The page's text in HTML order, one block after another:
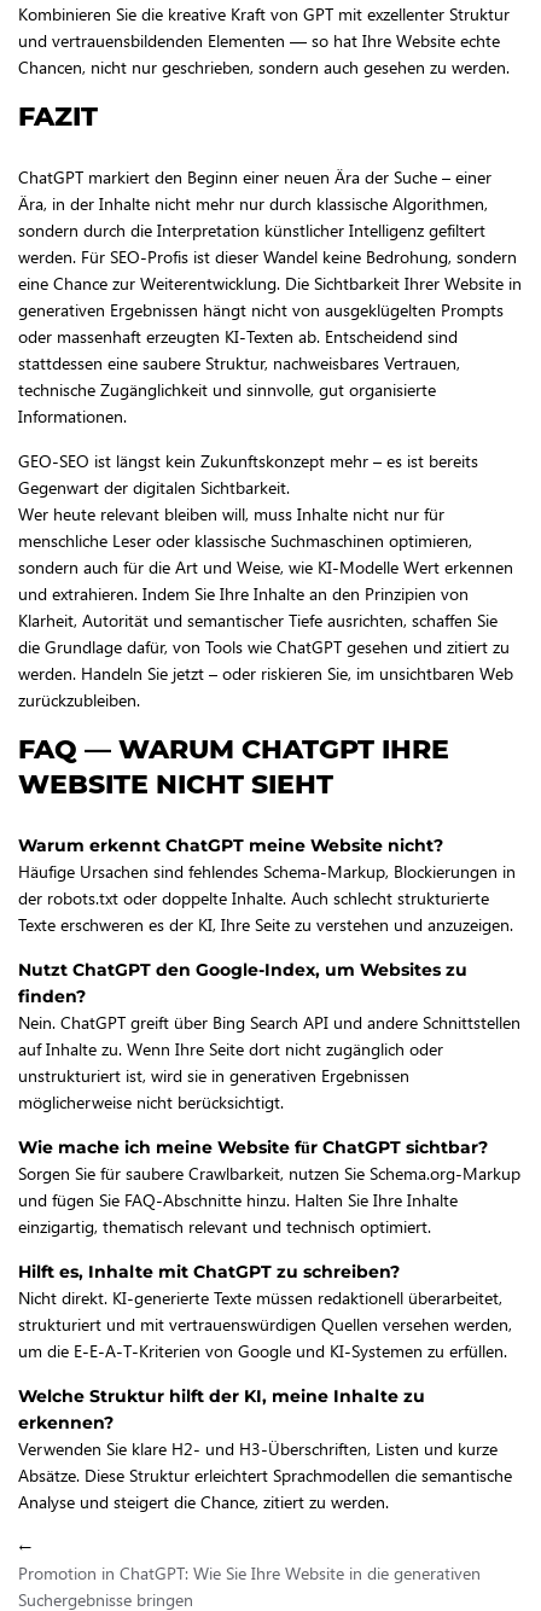
Kombinieren Sie die kreative Kraft von GPT mit exzellenter Struktur
und vertrauensbildenden Elementen — so hat Ihre Website echte
Chancen, nicht nur geschrieben, sondern auch gesehen zu werden.
FAZIT
ChatGPT markiert den Beginn einer neuen Ära der Suche – einer
Ära, in der Inhalte nicht mehr nur durch klassische Algorithmen,
sondern durch die Interpretation künstlicher Intelligenz gefiltert
werden. Für SEO-Profis ist dieser Wandel keine Bedrohung, sondern
eine Chance zur Weiterentwicklung. Die Sichtbarkeit Ihrer Website in
generativen Ergebnissen hängt nicht von ausgeklügelten Prompts
oder massenhaft erzeugten KI-Texten ab. Entscheidend sind
stattdessen eine saubere Struktur, nachweisbares Vertrauen,
technische Zugänglichkeit und sinnvolle, gut organisierte
Informationen.
GEO-SEO ist längst kein Zukunftskonzept mehr – es ist bereits
Gegenwart der digitalen Sichtbarkeit.
Wer heute relevant bleiben will, muss Inhalte nicht nur für
menschliche Leser oder klassische Suchmaschinen optimieren,
sondern auch für die Art und Weise, wie KI-Modelle Wert erkennen
und extrahieren. Indem Sie Ihre Inhalte an den Prinzipien von
Klarheit, Autorität und semantischer Tiefe ausrichten, schaffen Sie
die Grundlage dafür, von Tools wie ChatGPT gesehen und zitiert zu
werden. Handeln Sie jetzt – oder riskieren Sie, im unsichtbaren Web
zurückzubleiben.
FAQ — WARUM CHATGPT IHRE
WEBSITE NICHT SIEHT
Warum erkennt ChatGPT meine Website nicht?
Häufige Ursachen sind fehlendes Schema-Markup, Blockierungen in
der robots.txt oder doppelte Inhalte. Auch schlecht strukturierte
Texte erschweren es der KI, Ihre Seite zu verstehen und anzuzeigen.
Nutzt ChatGPT den Google-Index, um Websites zu
finden?
Nein. ChatGPT greift über Bing Search API und andere Schnittstellen
auf Inhalte zu. Wenn Ihre Seite dort nicht zugänglich oder
unstrukturiert ist, wird sie in generativen Ergebnissen
möglicherweise nicht berücksichtigt.
Wie mache ich meine Website für ChatGPT sichtbar?
Sorgen Sie für saubere Crawlbarkeit, nutzen Sie Schema.org-Markup
und fügen Sie FAQ-Abschnitte hinzu. Halten Sie Ihre Inhalte
einzigartig, thematisch relevant und technisch optimiert.
Hilft es, Inhalte mit ChatGPT zu schreiben?
Nicht direkt. KI-generierte Texte müssen redaktionell überarbeitet,
strukturiert und mit vertrauenswürdigen Quellen versehen werden,
um die E-E-A-T-Kriterien von Google und KI-Systemen zu erfüllen.
Welche Struktur hilft der KI, meine Inhalte zu
erkennen?
Verwenden Sie klare H2- und H3-Überschriften, Listen und kurze
Absätze. Diese Struktur erleichtert Sprachmodellen die semantische
Analyse und steigert die Chance, zitiert zu werden.
←
Promotion in ChatGPT: Wie Sie Ihre Website in die generativen
Suchergebnisse bringen